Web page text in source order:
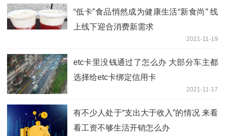
“低卡”食品悄然成为健康生活“新食尚” 线
上线下迎合消费新需求
2021-11-19
etc卡里没钱通过了怎么办 大部分车主都
选择给etc卡绑定信用卡
2021-11-17
有不少人处于“支出大于收入”的情况 来看
看工资不够生活开销怎么办